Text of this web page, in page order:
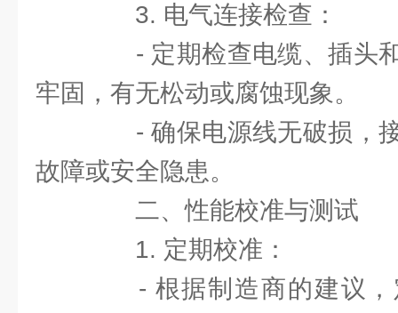
3. 电气连接检查：
- 定期检查电缆、插头和
牢固，有无松动或腐蚀现象。
- 确保电源线无破损，接
故障或安全隐患。
二、性能校准与测试
1. 定期校准：
- 根据制造商的建议，